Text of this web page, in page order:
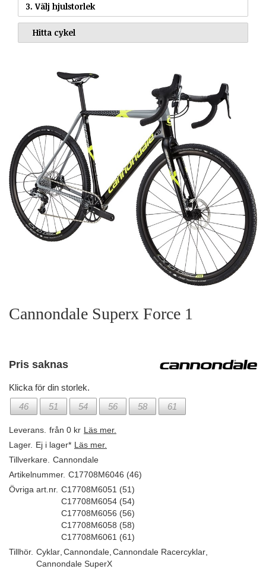
3. Välj hjulstorlek
Cannondale Superx Force 1
Pris saknas
Klicka för din storlek.
46
51 54 56 58 61
Leverans. från 0 kr Läs mer.
Lager. Ej i lager* Läs mer.
Tillverkare. Cannondale
Artikelnummer. C17708M6046 (46)
Övriga art.nr. C17708M6051 (51)
C17708M6054 (54)
C17708M6056 (56)
C17708M6058 (58)
C17708M6061 (61)
Tillhör. Cyklar Cannondale Cannondale Racercyklar
Cannondale SuperX